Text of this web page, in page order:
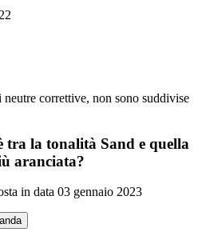
correttive, non sono suddivise
tra la tonalità Sand e quella
aranciata?
in data 03 gennaio 2023